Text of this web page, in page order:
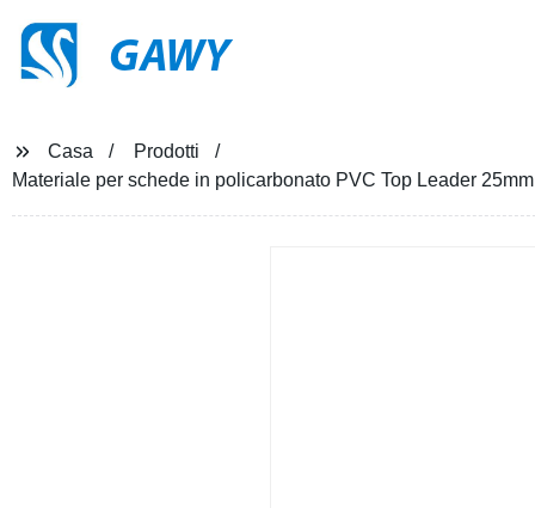
GAWY
Casa
Prodotti
Materiale per schede in policarbonato PVC Top Leader